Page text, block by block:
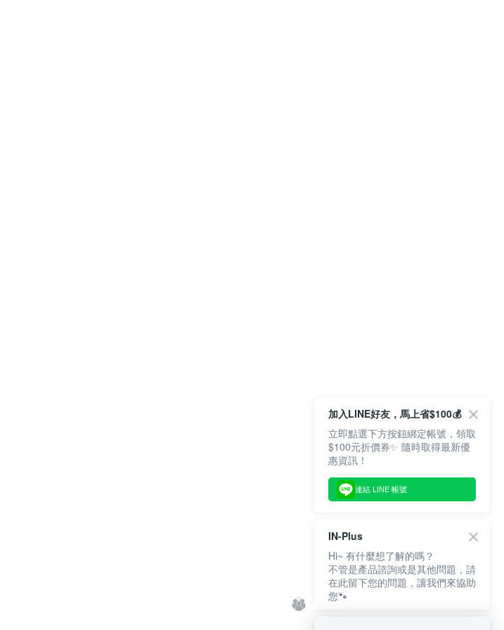
加入LINE好友，馬上省$100💰
立即點選下方按鈕綁定帳號，領取
$100元折價券✨ 隨時取得最新優
惠資訊！
連結 LINE 帳號
IN-Plus
Hi~ 有什麼想了解的嗎？
不管是產品諮詢或是其他問題，請
在此留下您的問題，讓我們來協助
您🐾